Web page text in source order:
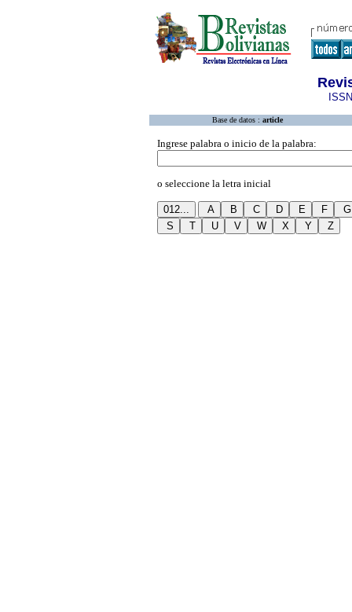
Base de datos : article
Ingrese palabra o inicio de la palabra:
o seleccione la letra inicial